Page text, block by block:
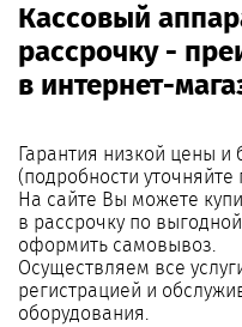
Кассовый
рассрочку -
в интернет-
Гарантия низкой цены и
(подробности
На сайте Вы можете
в рассрочку по
оформить самовывоз.
Осуществляем все
регистрацией и
оборудования.